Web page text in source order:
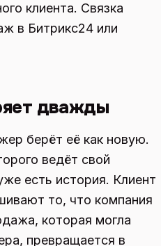
клиента. Связка
в Битрикс24 или
дважды
берёт её как новую.
ведёт свой
есть история. Клиент
то, что компания
которая могла
превращается в